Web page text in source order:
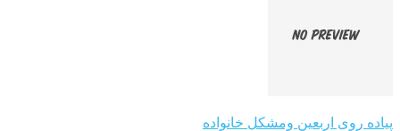
پیاده روی اربعین ومشکل خانواده